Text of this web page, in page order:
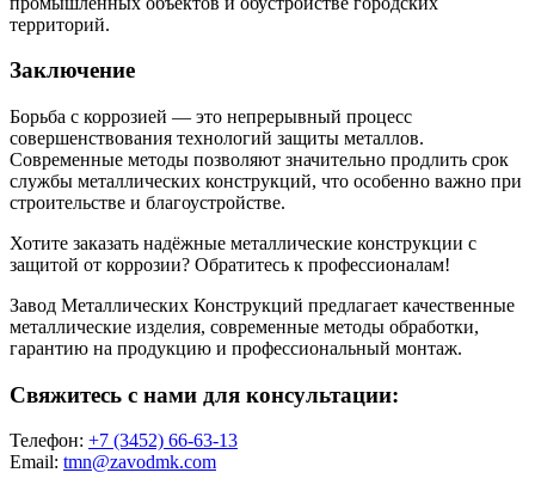
территорий.
Заключение
Борьба с коррозией — это непрерывный процесс
совершенствования технологий защиты металлов.
Современные методы позволяют значительно продлить срок
службы металлических конструкций, что особенно важно при
строительстве и благоустройстве.
Хотите заказать надёжные металлические конструкции с
защитой от коррозии? Обратитесь к профессионалам!
Завод Металлических Конструкций предлагает качественные
металлические изделия, современные методы обработки,
гарантию на продукцию и профессиональный монтаж.
Свяжитесь с нами для консультации:
Телефон: +7 (3452) 66-63-13
Email: tmn@zavodmk.com